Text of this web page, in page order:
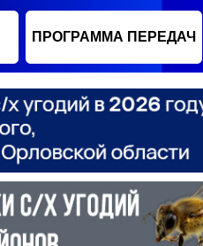
ПРОГРАММА ПЕРЕДАЧ